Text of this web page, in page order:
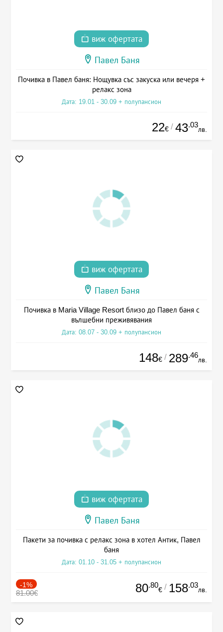
виж офертата
Павел Баня
Почивка в Павел баня: Нощувка със закуска или вечеря +
релакс зона
Дата: 19.01 - 30.09 + полупансион
22€ / 43.03
лв.
виж офертата
Павел Баня
Почивка в Maria Village Resort близо до Павел баня с
вълшебни преживявания
Дата: 08.07 - 30.09 + полупансион
148€ / 289.46
лв.
виж офертата
Павел Баня
Пакети за почивка с релакс зона в хотел Антик, Павел
баня
Дата: 01.10 - 31.05 + полупансион
-1%
81.00€ 80.80
€ / 158.03
лв.